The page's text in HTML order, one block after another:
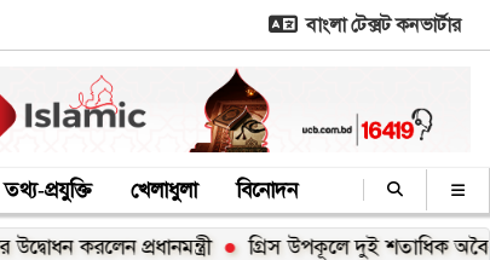
বাংলা টেক্সট কনভার্টার
তথ্য-প্রযুক্তি খেলাধুলা বিনোদন
প্রধানমন্ত্রী গ্রিস উপকূলে দুই শতাধিক অবৈধ